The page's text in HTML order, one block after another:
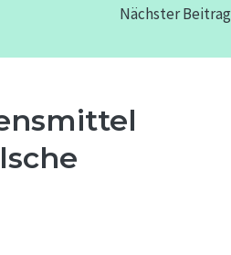
Nächster Beitrag